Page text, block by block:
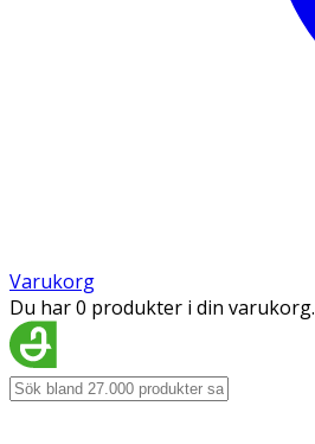
Varukorg
Du har 0 produkter i din varukorg.